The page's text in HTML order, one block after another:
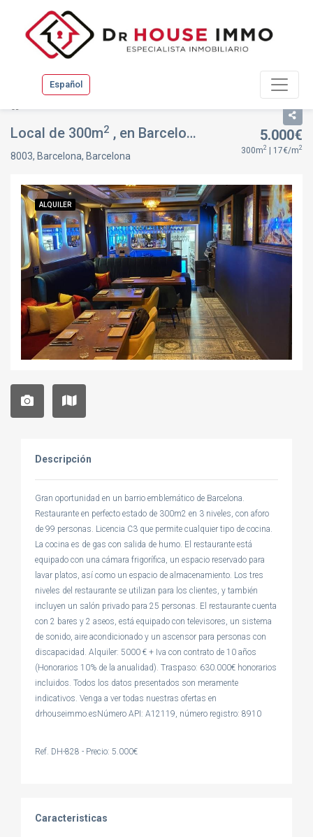
Español
Local de 300m2 , en Barcelona, Barcelona ALQUILER
8003, Barcelona, Barcelona
5.000€
300m2 | 17€/m2
ALQUILER
Descripción
Gran oportunidad en un barrio emblemático de Barcelona.
Restaurante en perfecto estado de 300m2 en 3 niveles, con aforo
de 99 personas. Licencia C3 que permite cualquier tipo de cocina.
La cocina es de gas con salida de humo. El restaurante está
equipado con una cámara frigorífica, un espacio reservado para
lavar platos, así como un espacio de almacenamiento. Los tres
niveles del restaurante se utilizan para los clientes, y también
incluyen un salón privado para 25 personas. El restaurante cuenta
con 2 bares y 2 aseos, está equipado con televisores, un sistema
de sonido, aire acondicionado y un ascensor para personas con
discapacidad. Alquiler: 5000 € + Iva con contrato de 10 años
(Honorarios 10% de la anualidad). Traspaso: 630.000€ honorarios
incluidos. Todos los datos presentados son meramente
indicativos. Venga a ver todas nuestras ofertas en
drhouseimmo.esNúmero API: A12119, número registro: 8910
Ref. DH-828 - Precio: 5.000€
Caracteristicas